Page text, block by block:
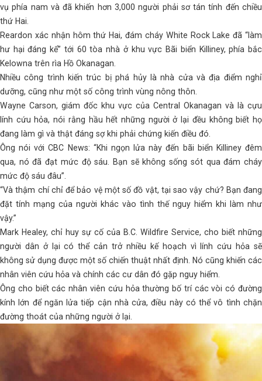
vụ phía nam và đã khiến hơn 3,000 người phải sơ tán tính đến chiều
thứ Hai.
Reardon xác nhận hôm thứ Hai, đám cháy White Rock Lake đã “làm
hư hại đáng kể” tới 60 tòa nhà ở khu vực Bãi biển Killiney, phía bắc
Kelowna trên rìa Hồ Okanagan.
Nhiều công trình kiến ​​trúc bị phá hủy là nhà cửa và địa điểm nghỉ
dưỡng, cũng như một số công trình vùng nông thôn.
Wayne Carson, giám đốc khu vực của Central Okanagan và là cựu
lính cứu hỏa, nói rằng hầu hết những người ở lại đều không biết họ
đang làm gì và thật đáng sợ khi phải chứng kiến điều đó.
Ông nói với CBC News: “Khi ngọn lửa này đến bãi biển Killiney đêm
qua, nó đã đạt mức độ sáu. Bạn sẽ không sống sót qua đám cháy
mức độ sáu đâu”.
“Và thậm chí chỉ để bảo vệ một số đồ vật, tại sao vậy chứ? Bạn đang
đặt tính mạng của người khác vào tình thế nguy hiểm khi làm như
vậy.”
Mark Healey, chỉ huy sự cố của B.C. Wildfire Service, cho biết những
người dân ở lại có thể cản trở nhiều kế hoạch vì lính cứu hỏa sẽ
không sử dụng được một số chiến thuật nhất định. Nó cũng khiến các
nhân viên cứu hỏa và chính các cư dân đó gặp nguy hiểm.
Ông cho biết các nhân viên cứu hỏa thường bố trí các vòi có đường
kính lớn để ngăn lửa tiếp cận nhà cửa, điều này có thể vô tình chặn
đường thoát của những người ở lại.